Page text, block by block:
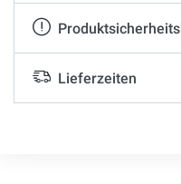
Lieferzeiten